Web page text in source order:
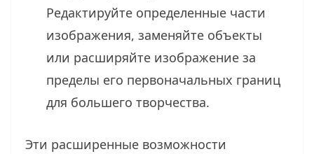
Редактируйте определенные части
изображения, заменяйте объекты
или расширяйте изображение за
пределы его первоначальных границ
для большего творчества.
Эти расширенные возможности